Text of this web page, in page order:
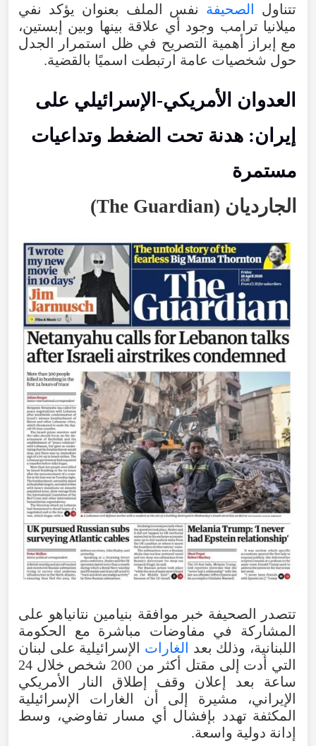
تتناول الصحيفة نفس الملف بعنوان يؤكد نفي
ميلانيا ترامب وجود أي علاقة بينها وبين إبستين،
مع
إبراز أهمية التصريح في ظل استمرار
الجدل
حول شخصيات عامة ارتبطت اسميًا بالقضية.
العدوان الأمريكي-الإسرائيلي على
إيران: هدنة تحت الضغط وتداعيات
مستمرة
الجارديان (
The Guardian
)
تتصدر الصحيفة خبر موافقة بنيامين نتانياهو على
المشاركة
في مفاوضات مباشرة مع
الحكومة
اللبنانية، وذلك بعد الغارات الإسرائيلية على لبنان
التي
أدت إلى مقتل أكثر من شخص خلال
ساعة
بعد إعلان وقف إطلاق النار
الأمريكي
الإيراني، مشيرة إلى أن الغارات
الإسرائيلية
المكثفة تهدد بإفشال أي مسار تفاوضي، وسط
إدانة دولية واسعة.